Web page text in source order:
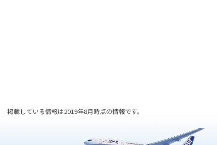
掲載している情報は2019年8月時点の情報です。